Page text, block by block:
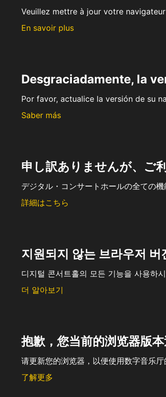
Veuillez mettre à jour votre
En savoir plus
Desgraciadamente, la
Por favor, actualice la versión de su
Saber más
申し訳ありませんが、ご
デジタル・コンサートホールの全ての
詳細はこちら
지원되지 않는 브라우저 버
디지털 콘서트홀의 모든 기능을 사용하
더 알아보기
抱歉，您当前的浏览器版
请更新您的浏览器，以便使用数字音乐厅
了解更多